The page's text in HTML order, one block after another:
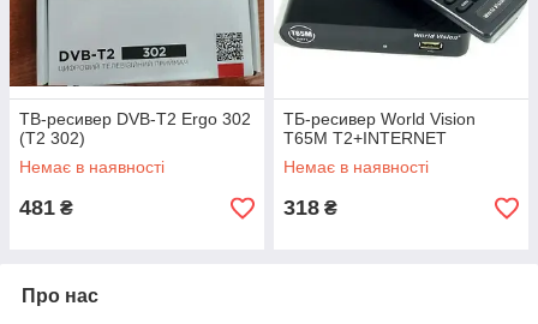
ТВ-ресивер DVB-T2 Ergo 302
(T2 302)
Немає в наявності
481 ₴
ТБ-ресивер World Vision
T65M T2+INTERNET
Немає в наявності
318 ₴
Про нас